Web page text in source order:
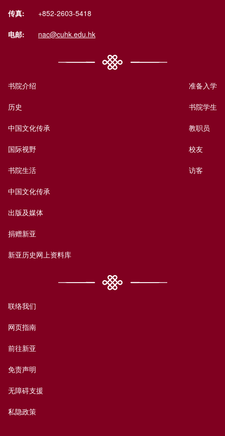
传真: +852-2603-5418
电邮: nac@cuhk.edu.hk
书院介绍
历史
中国文化传承
国际视野
书院生活
中国文化传承
出版及媒体
捐赠新亚
新亚历史网上资料库
准备入学
书院学生
教职员
校友
访客
联络我们
网页指南
前往新亚
免责声明
无障碍支援
私隐政策